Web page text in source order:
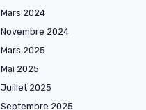
Mars 2024
Novembre 2024
Mars 2025
Mai 2025
Juillet 2025
Septembre 2025